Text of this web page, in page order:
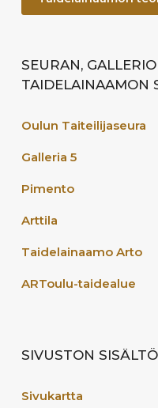
SEURAN,
TAIDELAINAAMON
Oulun Taiteilijaseura
Galleria 5
Pimento
Arttila
Taidelainaamo Arto
ARToulu-taidealue
SIVUSTON SISÄLTÖ
Sivukartta